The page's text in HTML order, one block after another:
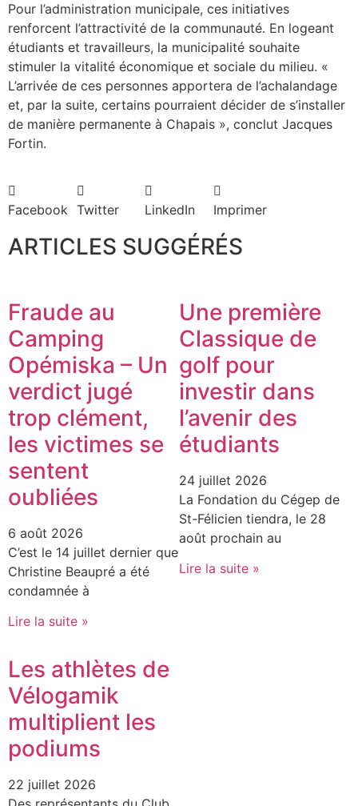
Pour l’administration municipale, ces initiatives
renforcent l’attractivité de la communauté. En logeant
étudiants et travailleurs, la municipalité souhaite
stimuler la vitalité économique et sociale du milieu. «
L’arrivée de ces personnes apportera de l’achalandage
et, par la suite, certains pourraient décider de s’installer
de manière permanente à Chapais », conclut Jacques
Fortin.
Facebook Twitter LinkedIn Imprimer
ARTICLES SUGGÉRÉS
Fraude au
Camping
Opémiska – Un
verdict jugé
trop clément,
les victimes se
sentent
oubliées
6 août 2026
C’est le 14 juillet dernier que
Christine Beaupré a été
condamnée à
Lire la suite »
Une première
Classique de
golf pour
investir dans
l’avenir des
étudiants
24 juillet 2026
La Fondation du Cégep de
St-Félicien tiendra, le 28
août prochain au
Lire la suite »
Les athlètes de
Vélogamik
multiplient les
podiums
22 juillet 2026